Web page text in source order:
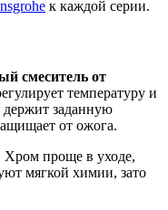
к каждой серии.
смеситель от
температуру и
держит заданную
от ожога.
Хром проще в уходе,
мягкой химии, зато